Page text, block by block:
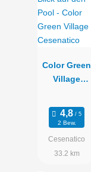
Color Green
Village
2 Bew.
Cesenatico
33.2 km